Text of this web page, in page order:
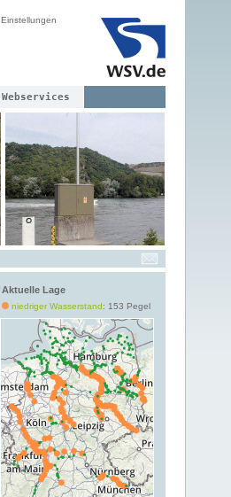
Einstellungen
Webservices
Aktuelle Lage
niedriger Wasserstand: 153 Pegel